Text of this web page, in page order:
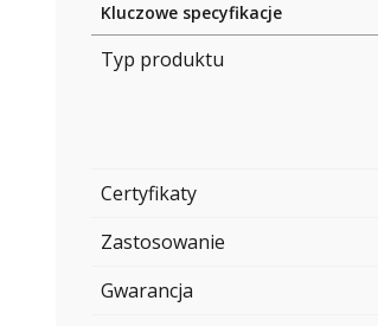
Kluczowe specyfikacje
Typ produktu
Certyfikaty
Zastosowanie
Gwarancja